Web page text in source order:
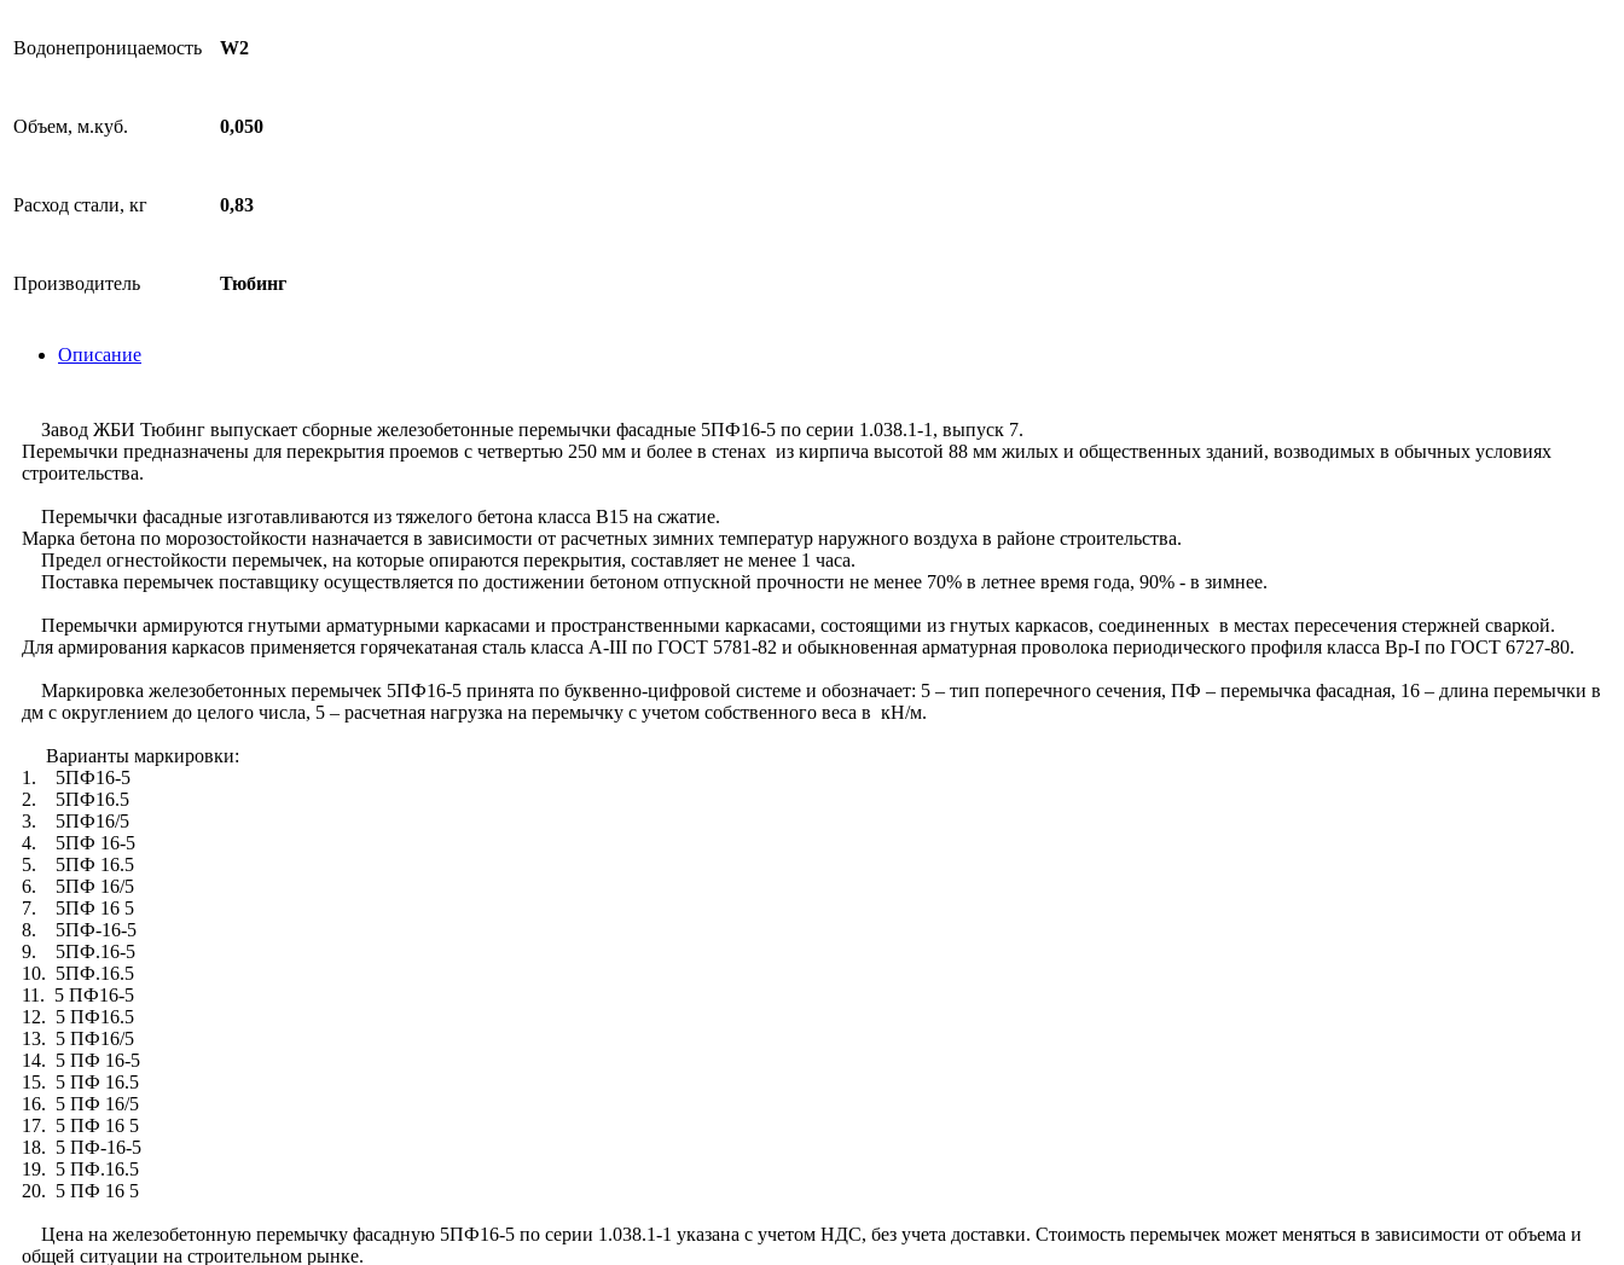
Водонепроницаемость W2
Объем, м.куб. 0,050
Расход стали, кг 0,83
Производитель Тюбинг
Описание
Завод ЖБИ Тюбинг выпускает сборные железобетонные перемычки фасадные 5ПФ16-5 по серии 1.038.1-1, выпуск 7.
Перемычки предназначены для перекрытия проемов с четвертью 250 мм и более в стенах из кирпича высотой 88 мм жилых и общественных зданий, возводимых в обычных условиях
строительства.
Перемычки фасадные изготавливаются из тяжелого бетона класса В15 на сжатие.
Марка бетона по морозостойкости назначается в зависимости от расчетных зимних температур наружного воздуха в районе строительства.
Предел огнестойкости перемычек, на которые опираются перекрытия, составляет не менее 1 часа.
Поставка перемычек поставщику осуществляется по достижении бетоном отпускной прочности не менее 70% в летнее время года, 90% - в зимнее.
Перемычки армируются гнутыми арматурными каркасами и пространственными каркасами, состоящими из гнутых каркасов, соединенных в местах пересечения стержней сваркой.
Для армирования каркасов применяется горячекатаная сталь класса А-III по ГОСТ 5781-82 и обыкновенная арматурная проволока периодического профиля класса Вр-I по ГОСТ 6727-80.
Маркировка железобетонных перемычек 5ПФ16-5 принята по буквенно-цифровой системе и обозначает: 5 – тип поперечного сечения, ПФ – перемычка фасадная, 16 – длина перемычки в
дм с округлением до целого числа, 5 – расчетная нагрузка на перемычку с учетом собственного веса в кН/м.
Варианты маркировки:
1. 5ПФ16-5
2. 5ПФ16.5
3. 5ПФ16/5
4. 5ПФ 16-5
5. 5ПФ 16.5
6. 5ПФ 16/5
7. 5ПФ 16 5
8. 5ПФ-16-5
9. 5ПФ.16-5
10. 5ПФ.16.5
11. 5 ПФ16-5
12. 5 ПФ16.5
13. 5 ПФ16/5
14. 5 ПФ 16-5
15. 5 ПФ 16.5
16. 5 ПФ 16/5
17. 5 ПФ 16 5
18. 5 ПФ-16-5
19. 5 ПФ.16.5
20. 5 ПФ 16 5
Цена на железобетонную перемычку фасадную 5ПФ16-5 по серии 1.038.1-1 указана с учетом НДС, без учета доставки. Стоимость перемычек может меняться в зависимости от объема и
общей ситуации на строительном рынке.